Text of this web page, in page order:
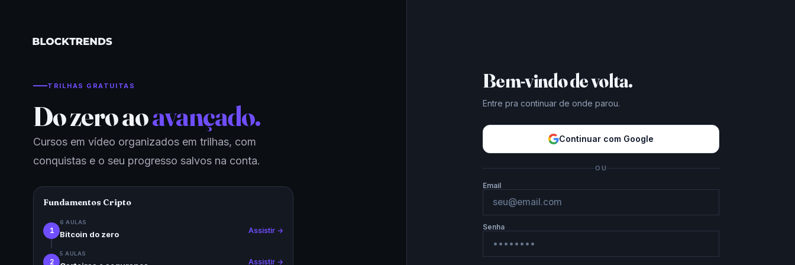
TRILHAS GRATUITAS
Do zero aoavançado.
Cursos em vídeo organizados em trilhas, com
conquistas e o seu progresso salvos na conta.
Fundamentos Cripto
1
6 AULAS
Bitcoin do zero Assistir →
2
5 AULAS
Assistir →
Bem-vindo de volta.
Entre pra continuar de onde parou.
Continuar com Google
OU
Email
Senha